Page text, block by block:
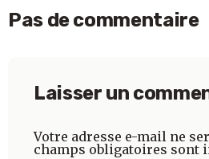
Pas de commentaire
Laisser un
Votre adresse e-mail ne
champs obligatoires sont